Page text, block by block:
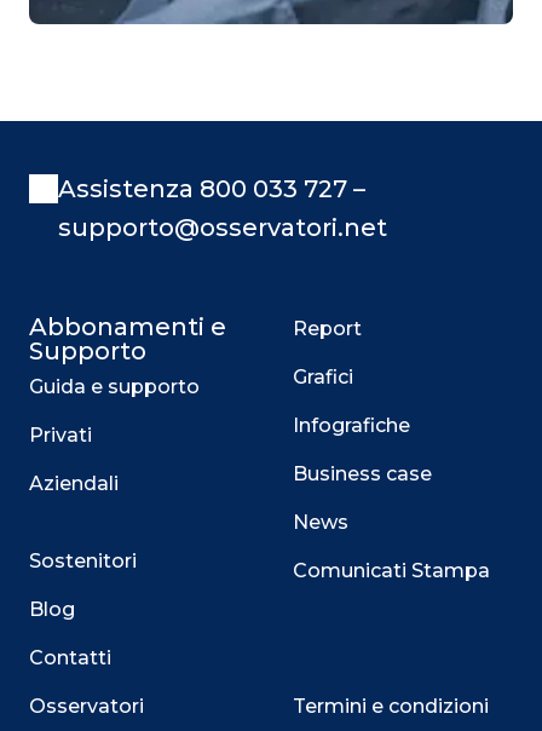
Assistenza 800 033 727 –
supporto@osservatori.net
Abbonamenti e
Supporto
Guida e supporto
Privati
Aziendali
Sostenitori
Blog
Contatti
Osservatori
Report
Grafici
Infografiche
Business case
News
Comunicati Stampa
Termini e condizioni